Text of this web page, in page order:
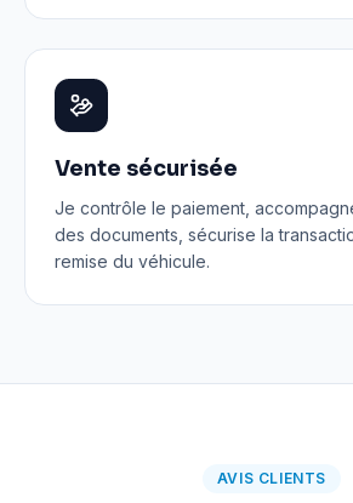
Vente sécurisée
Je contrôle le paiement,
des documents, sécurise la
remise du véhicule.
AVIS CLIENTS